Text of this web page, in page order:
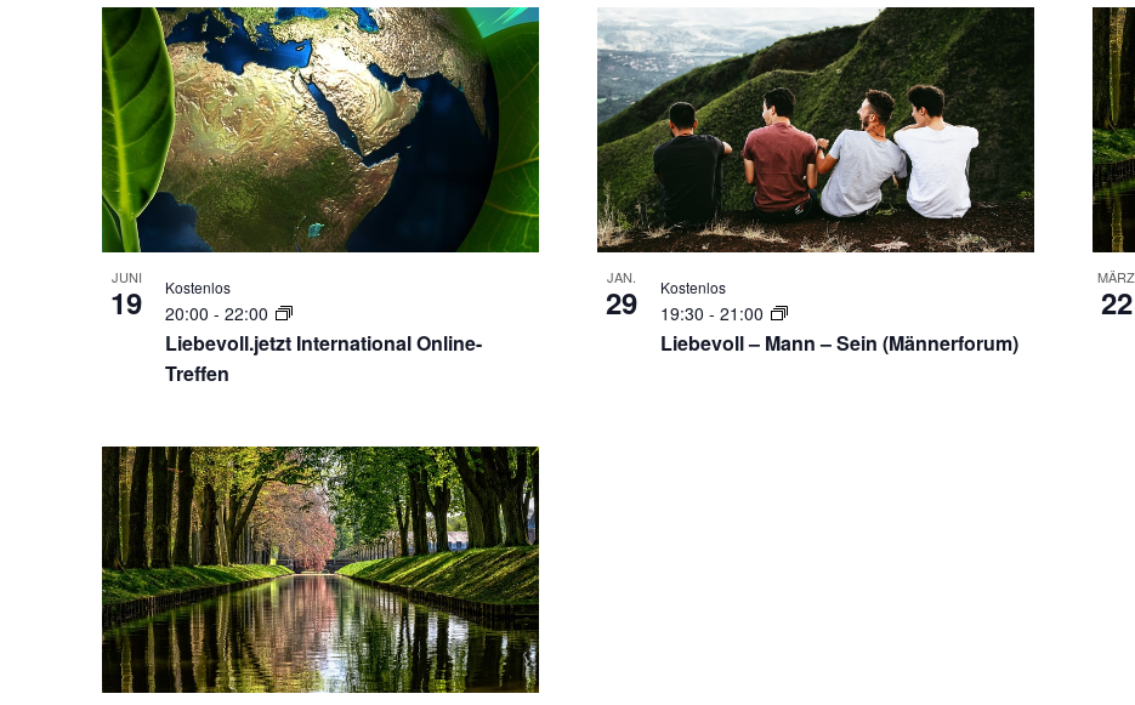
die
Liste
der
Veranstaltungen
mit
den
gefilterten
Ergebnissen
aktualisieren
List
of
Veranstaltungen
in
Photo
View
JUNI
19
Liebevoll.jetzt International Online-
Treffen
20:00 - 22:00
Kostenlos JAN.
29
Liebevoll – Mann – Sein (Männerforum)
19:30 - 21:00
Kostenlos MÄRZ
22